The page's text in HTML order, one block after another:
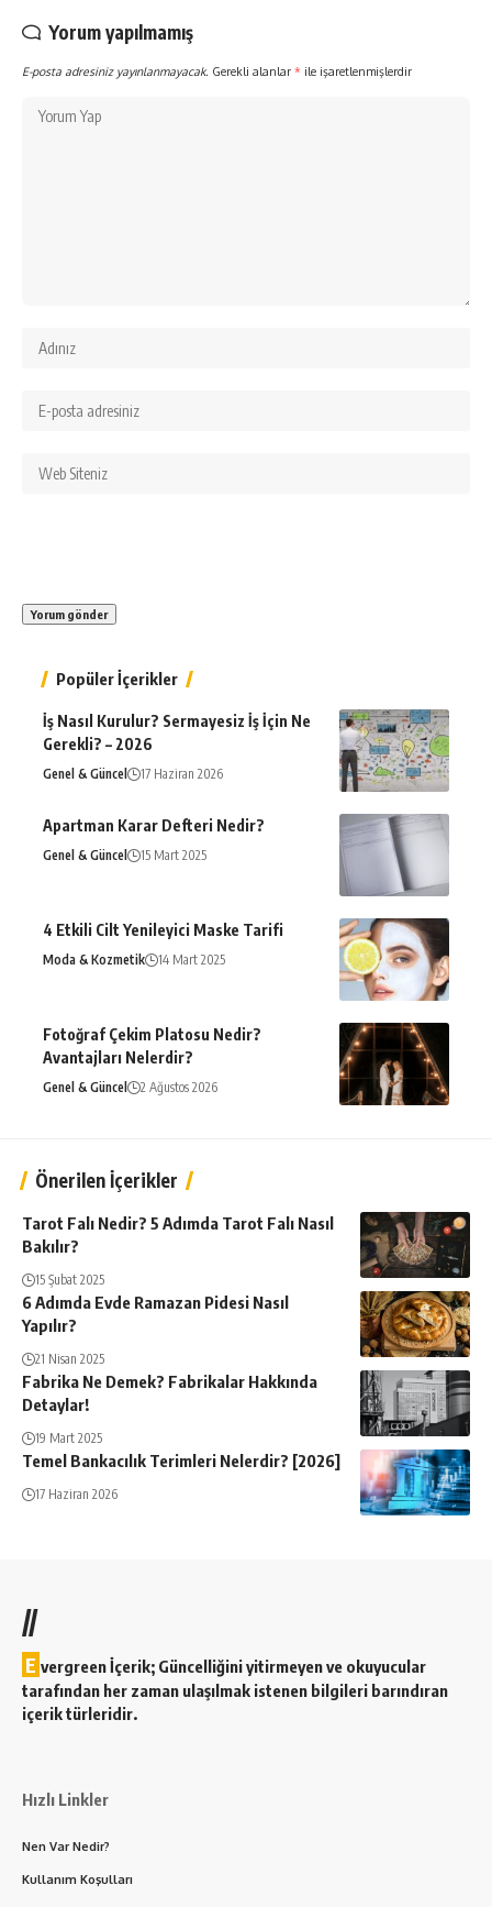
Yorum yapılmamış
E-posta adresiniz yayınlanmayacak. Gerekli alanlar * ile işaretlenmişlerdir
Popüler İçerikler
İş Nasıl Kurulur? Sermayesiz İş İçin Ne
Gerekli? – 2026
Genel & Güncel 17 Haziran 2026
Apartman Karar Defteri Nedir?
Genel & Güncel 15 Mart 2025
4 Etkili Cilt Yenileyici Maske Tarifi
Moda & Kozmetik 14 Mart 2025
Fotoğraf Çekim Platosu Nedir?
Avantajları Nelerdir?
Genel & Güncel 2 Ağustos 2026
Önerilen İçerikler
Tarot Falı Nedir? 5 Adımda Tarot Falı Nasıl
Bakılır?
15 Şubat 2025
6 Adımda Evde Ramazan Pidesi Nasıl
Yapılır?
21 Nisan 2025
Fabrika Ne Demek? Fabrikalar Hakkında
Detaylar!
19 Mart 2025
Temel Bankacılık Terimleri Nelerdir? [2026]
17 Haziran 2026
//
E vergreen İçerik; Güncelliğini yitirmeyen ve okuyucular
tarafından her zaman ulaşılmak istenen bilgileri barındıran
içerik türleridir.
Hızlı Linkler
Nen Var Nedir?
Kullanım Koşulları